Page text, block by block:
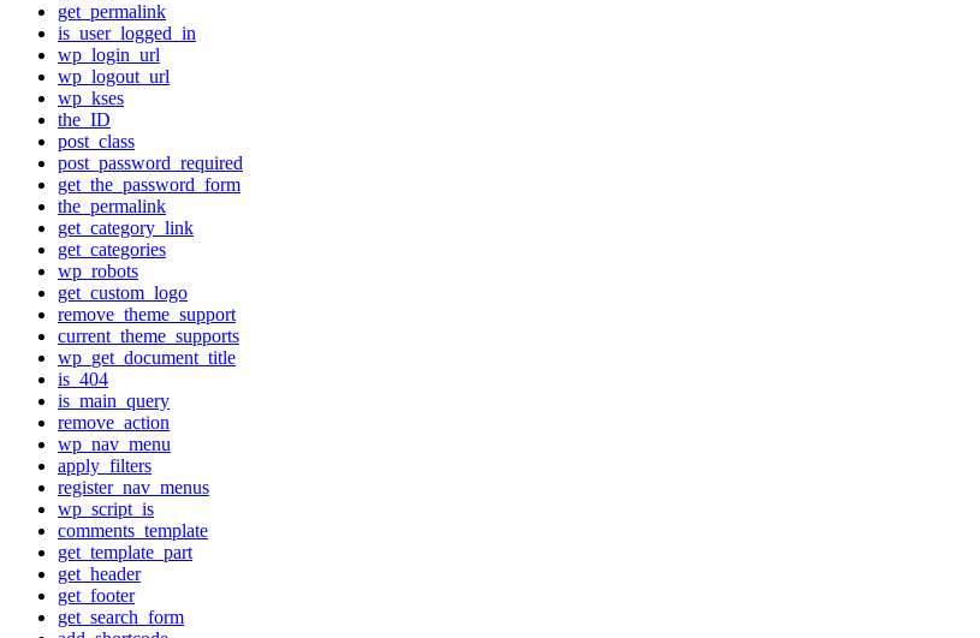
get_permalink
is_user_logged_in
wp_login_url
wp_logout_url
wp_kses
the_ID
post_class
post_password_required
get_the_password_form
the_permalink
get_category_link
get_categories
wp_robots
get_custom_logo
remove_theme_support
current_theme_supports
wp_get_document_title
is_404
is_main_query
remove_action
wp_nav_menu
apply_filters
register_nav_menus
wp_script_is
comments_template
get_template_part
get_header
get_footer
get_search_form